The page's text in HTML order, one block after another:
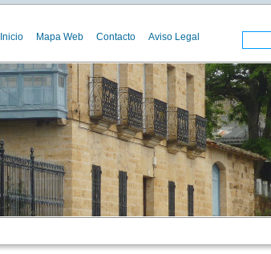
Inicio Mapa Web Contacto Aviso Legal